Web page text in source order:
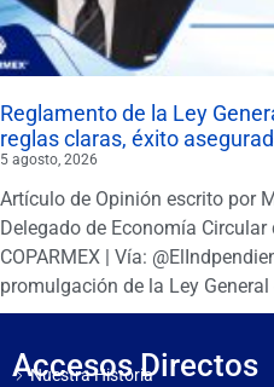
Reglamento de la Ley
reglas claras, éxito
5 agosto, 2026
Artículo de Opinión escrito por
Delegado de Economía Circular
COPARMEX | Vía:
promulgación de la Ley General
Accesos Directos
Nuestra Historia